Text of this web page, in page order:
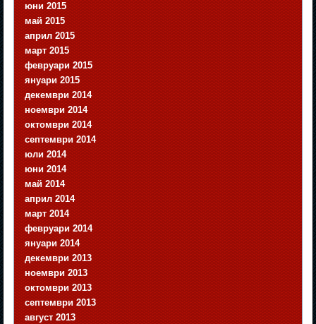
юни 2015
май 2015
април 2015
март 2015
февруари 2015
януари 2015
декември 2014
ноември 2014
октомври 2014
септември 2014
юли 2014
юни 2014
май 2014
април 2014
март 2014
февруари 2014
януари 2014
декември 2013
ноември 2013
октомври 2013
септември 2013
август 2013